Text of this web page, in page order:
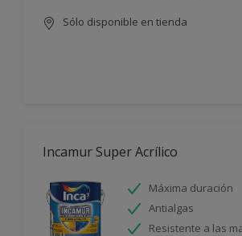
Sólo disponible en tienda
Incamur Super Acrílico
Máxima duración
Antialgas
Resistente a las